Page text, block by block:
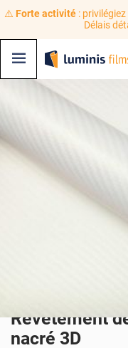
⚠️ Forte activité: privilégiez
Délais
Revêtement
nacré 3D